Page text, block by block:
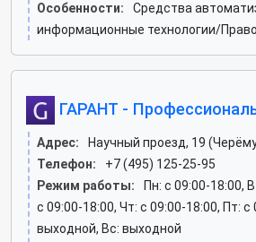
Особенности:
Средства
информационные технологии/
ГАРАНТ -
Адрес:
Научный проезд, 19
Телефон:
+7 (495) 125-25-95
Режим работы:
Пн: c 09:00-18:00,
c 09:00-18:00, Чт: c 09:00-18:00, Пт: c
выходной, Вс: выходной